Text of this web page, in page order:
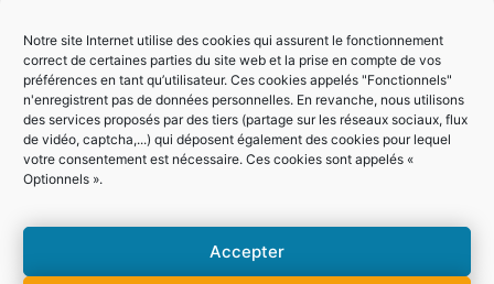
Notre site Internet utilise des cookies qui assurent le fonctionnement
correct de certaines parties du site web et la prise en compte de vos
préférences en tant qu’utilisateur. Ces cookies appelés "Fonctionnels"
n'enregistrent pas de données personnelles. En revanche, nous utilisons
des services proposés par des tiers (partage sur les réseaux sociaux, flux
de vidéo, captcha,...) qui déposent également des cookies pour lequel
votre consentement est nécessaire. Ces cookies sont appelés «
Optionnels ».
Accepter